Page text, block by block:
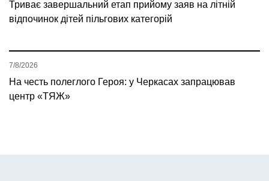
Триває завершальний етап прийому заяв на літній
відпочинок дітей пільгових категорій
На честь полеглого Героя: у Черкасах запрацював
центр «ТЯЖ»
7/8/2026